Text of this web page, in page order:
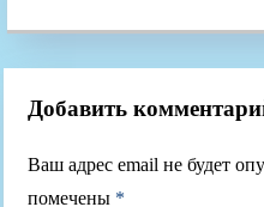
Добавить
Ваш адрес email не будет
помечены *